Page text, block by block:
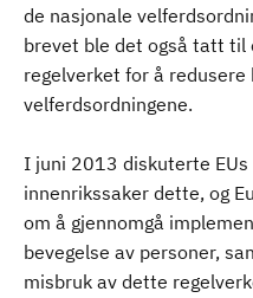
de nasjonale
brevet ble det også tatt til
regelverket for å redusere
velferdsordningene.
I juni 2013 diskuterte
innenrikssaker dette, og
om å gjennomgå
bevegelse av personer,
misbruk av dette